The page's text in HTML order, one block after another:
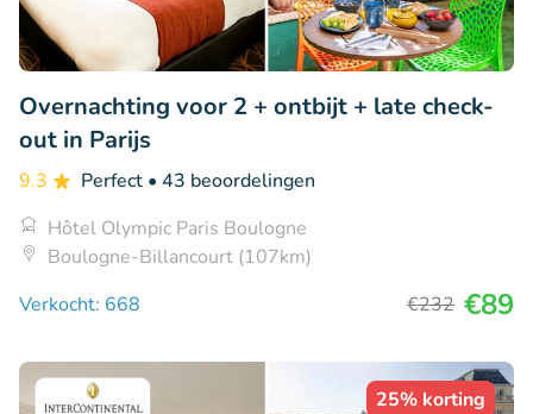
Overnachting voor 2 + ontbijt + late check-
out in Parijs
9.3 Perfect • 43 beoordelingen
Hôtel Olympic Paris Boulogne
Boulogne-Billancourt (107km)
Verkocht: 668
€232 €89
25% korting